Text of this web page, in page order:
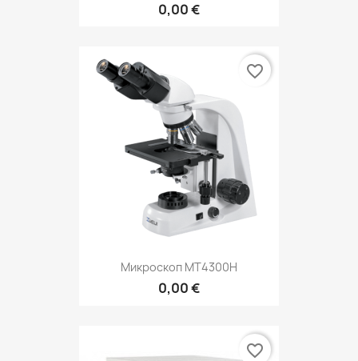
0,00 €
Микроскоп MT4300H
0,00 €
favorite_border
favorite_border